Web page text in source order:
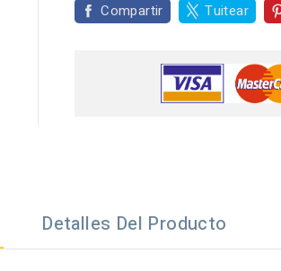
Compartir Tuitear
Detalles Del Producto